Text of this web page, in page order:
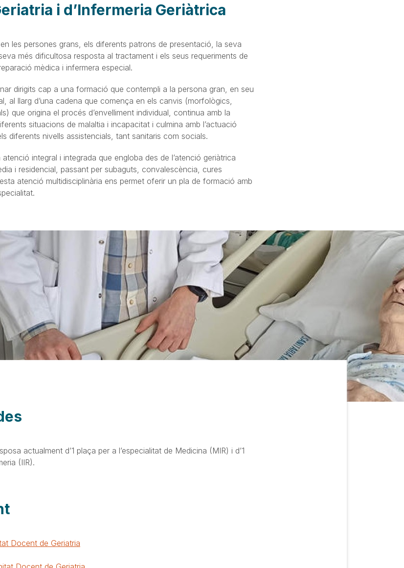
i d’Infermeria Geriàtrica
en les persones grans, els diferents patrons de presentació, la seva
més dificultosa resposta al tractament i els seus requeriments de
mèdica i infermera especial.
dirigits cap a una formació que contempli a la persona gran, en seu
al llarg d’una cadena que comença en els canvis (morfològics,
que origina el procés d’envelliment individual, continua amb la
situacions de malaltia i incapacitat i culmina amb l’actuació
diferents nivells assistencials, tant sanitaris com socials.
atenció integral i integrada que engloba des de l’atenció geriàtrica
i residencial, passant per subaguts, convalescència, cures
atenció multidisciplinària ens permet oferir un pla de formació amb
actualment d’1 plaça per a l’especialitat de Medicina (MIR) i d’1
(IIR).
Docent de Geriatria